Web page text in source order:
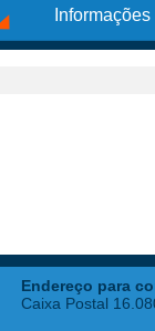
Endereço para
Caixa Postal